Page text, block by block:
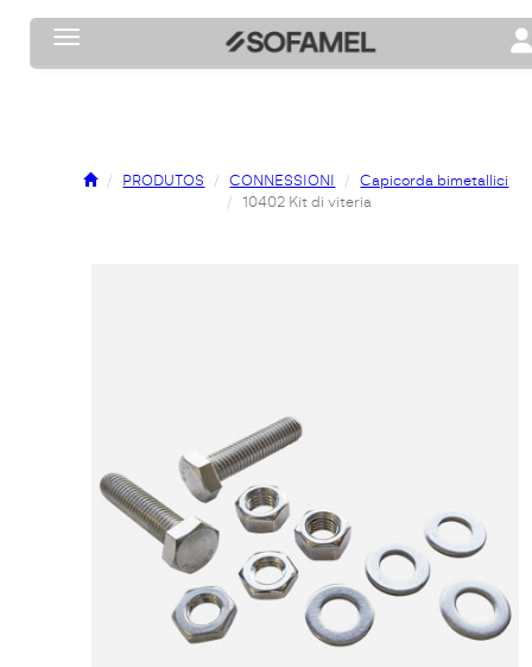
Toggle navigation
PRODUTOS CONNESSIONI
Capicorda bimetallici
10402 Kit di viteria